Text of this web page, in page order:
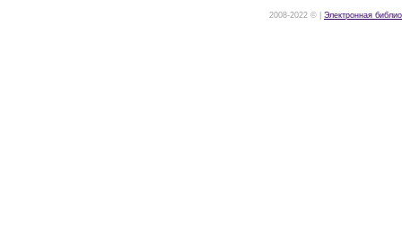
2008-2022 © | Электронная